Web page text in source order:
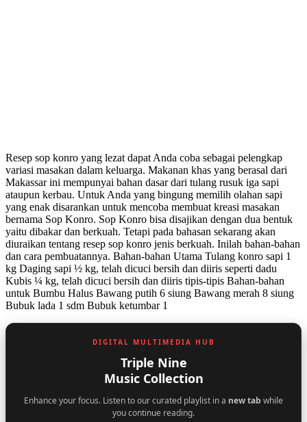
Resep sop konro yang lezat dapat Anda coba sebagai pelengkap
variasi masakan dalam keluarga. Makanan khas yang berasal dari
Makassar ini mempunyai bahan dasar dari tulang rusuk iga sapi
ataupun kerbau. Untuk Anda yang bingung memilih olahan sapi
yang enak disarankan untuk mencoba membuat kreasi masakan
bernama Sop Konro. Sop Konro bisa disajikan dengan dua bentuk
yaitu dibakar dan berkuah. Tetapi pada bahasan sekarang akan
diuraikan tentang resep sop konro jenis berkuah. Inilah bahan-bahan
dan cara pembuatannya. Bahan-bahan Utama Tulang konro sapi 1
kg Daging sapi ½ kg, telah dicuci bersih dan diiris seperti dadu
Kubis ¼ kg, telah dicuci bersih dan diiris tipis-tipis Bahan-bahan
untuk Bumbu Halus Bawang putih 6 siung Bawang merah 8 siung
Bubuk lada 1 sdm Bubuk ketumbar 1
DIGITAL MULTIMEDIA HUB
Triple Nine
Music Collection
Enhance your focus. Listen to our curated playlist in a new tab while
you continue reading.